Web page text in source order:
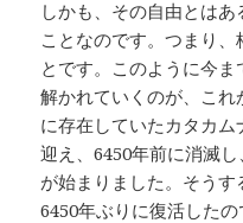
しかも、その自由とは
ことなのです。つまり
とです。このように今
解かれていくのが、こ
に存在していたカタカ
迎え、6450年前に消滅
が始まりました。そうす
6450年ぶりに復活した